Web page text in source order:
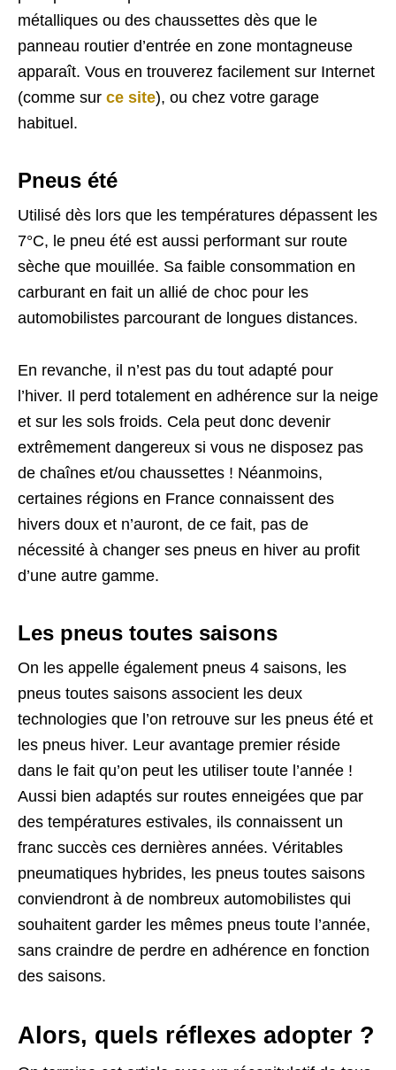
métalliques ou des chaussettes dès que le
panneau routier d’entrée en zone montagneuse
apparaît. Vous en trouverez facilement sur Internet
(comme sur ce site), ou chez votre garage
habituel.
Pneus été
Utilisé dès lors que les températures dépassent les
7°C, le pneu été est aussi performant sur route
sèche que mouillée. Sa faible consommation en
carburant en fait un allié de choc pour les
automobilistes parcourant de longues distances.
En revanche, il n’est pas du tout adapté pour
l’hiver. Il perd totalement en adhérence sur la neige
et sur les sols froids. Cela peut donc devenir
extrêmement dangereux si vous ne disposez pas
de chaînes et/ou chaussettes ! Néanmoins,
certaines régions en France connaissent des
hivers doux et n’auront, de ce fait, pas de
nécessité à changer ses pneus en hiver au profit
d’une autre gamme.
Les pneus toutes saisons
On les appelle également pneus 4 saisons, les
pneus toutes saisons associent les deux
technologies que l’on retrouve sur les pneus été et
les pneus hiver. Leur avantage premier réside
dans le fait qu’on peut les utiliser toute l’année !
Aussi bien adaptés sur routes enneigées que par
des températures estivales, ils connaissent un
franc succès ces dernières années. Véritables
pneumatiques hybrides, les pneus toutes saisons
conviendront à de nombreux automobilistes qui
souhaitent garder les mêmes pneus toute l’année,
sans craindre de perdre en adhérence en fonction
des saisons.
Alors, quels réflexes adopter ?